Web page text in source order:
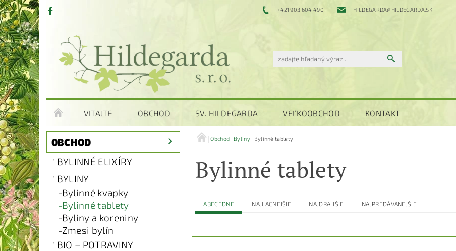
+421 903 604 490 HILDEGARDA@HILDEGARDA.SK
VITAJTE OBCHOD SV. HILDEGARDA VEĽKOOBCHOD KONTAKT
OBCHOD
BYLINNÉ ELIXÍRY
BYLINY
Bylinné kvapky
Bylinné tablety
Byliny a koreniny
Zmesi bylín
BIO – POTRAVINY
Obchod Byliny Bylinné tablety
Bylinné tablety
ABECEDNE NAJLACNEJŠIE NAJDRAHŠIE NAJPREDÁVANEJŠIE